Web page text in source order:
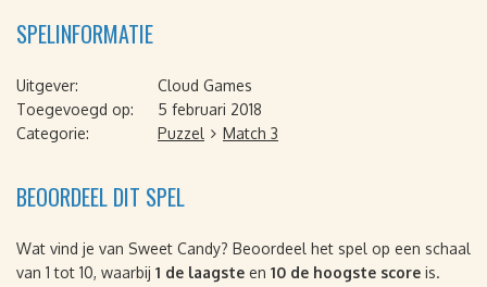
SPELINFORMATIE
Uitgever:
Cloud Games
Toegevoegd op:
5 februari 2018
Categorie:
Puzzel Match 3
BEOORDEEL DIT SPEL
Wat vind je van Sweet Candy? Beoordeel het spel op een schaal
van 1 tot 10, waarbij 1 de laagste en 10 de hoogste score is.